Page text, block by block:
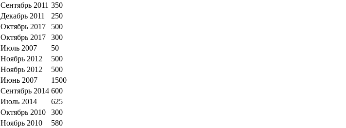
Сентябрь 2011 350
Декабрь 2011
250
Октябрь 2017
500
Октябрь 2017
300
Июль 2007
50
Ноябрь 2012
500
Ноябрь 2012
500
Июнь 2007
1500
Сентябрь 2014 600
Июль 2014
625
Октябрь 2010
300
Ноябрь 2010 580